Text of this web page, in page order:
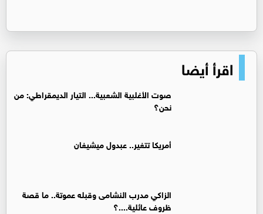
اقرأ أيضا
صوت الأغلبية الشعبية... التيار الديمقراطي: من
نحن؟
أمريكا تتغير.. عبدول ميشيغان
الزاكي مدرب النشامى وقبله عموتة.. ما قصة
ظروف عائلية....؟